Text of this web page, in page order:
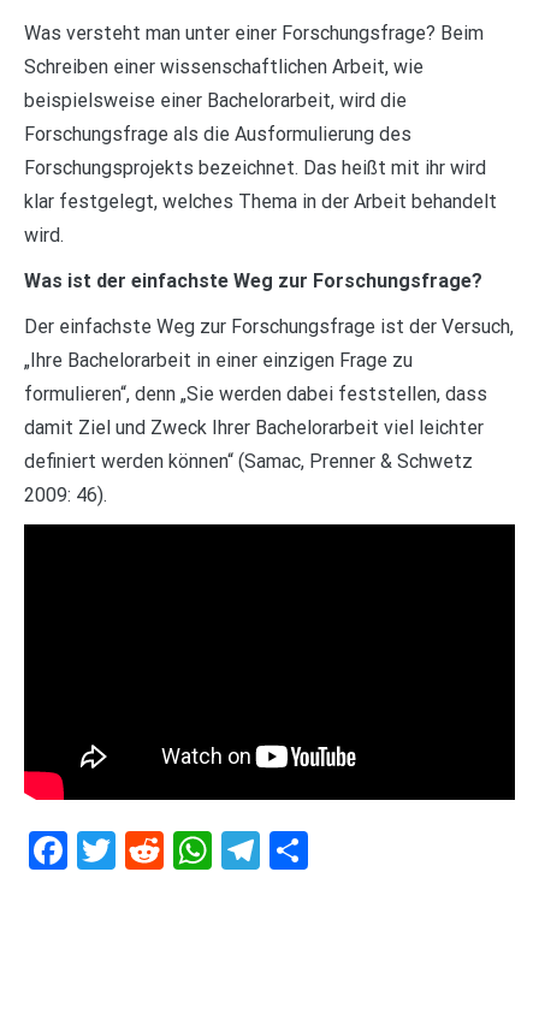
Was versteht man unter einer Forschungsfrage? Beim
Schreiben einer wissenschaftlichen Arbeit, wie
beispielsweise einer Bachelorarbeit, wird die
Forschungsfrage als die Ausformulierung des
Forschungsprojekts bezeichnet. Das heißt mit ihr wird
klar festgelegt, welches Thema in der Arbeit behandelt
wird.
Was ist der einfachste Weg zur Forschungsfrage?
Der einfachste Weg zur Forschungsfrage ist der Versuch,
„Ihre Bachelorarbeit in einer einzigen Frage zu
formulieren“, denn „Sie werden dabei feststellen, dass
damit Ziel und Zweck Ihrer Bachelorarbeit viel leichter
definiert werden können“ (Samac, Prenner & Schwetz
2009: 46).
Facebook
Twitter
RedditWhatsApp
Telegram